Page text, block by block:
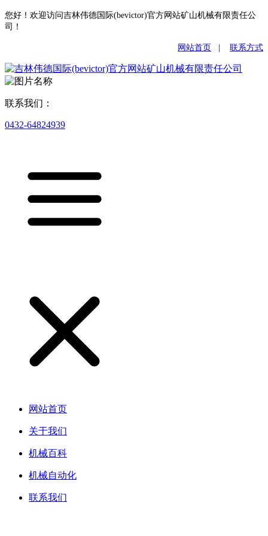
您好！欢迎访问吉林伟德国际(bevictor)官方网站矿山机械有限责任公
司！
网站首页 联系方式
联系我们：
0432-64824939
网站首页
关于我们
机械百科
机械自动化
联系我们